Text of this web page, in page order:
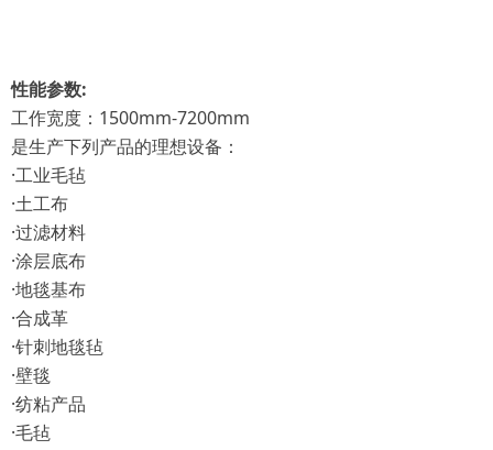
性能参数:
工作宽度：1500mm-7200mm
是生产下列产品的理想设备：
·工业毛毡
·土工布
·过滤材料
·涂层底布
·地毯基布
·合成革
·针刺地毯毡
·壁毯
·纺粘产品
·毛毡